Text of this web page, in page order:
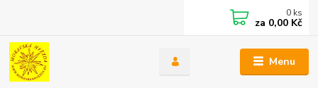
Menu
0 ks
za 0,00 Kč